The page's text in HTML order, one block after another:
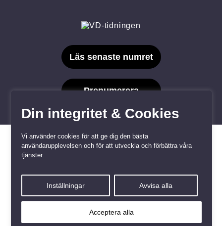
Din integritet & Cookies
Vi använder cookies för att ge dig den bästa
användarupplevelsen och för att utveckla och förbättra våra
tjänster.
Inställningar Avvisa alla
Acceptera alla
Läs senaste numret
Prenumerera
Kundtjänst